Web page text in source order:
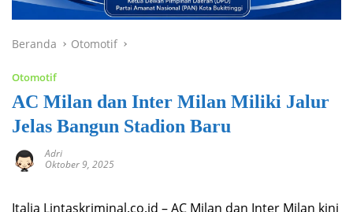
Beranda Otomotif
Otomotif
AC Milan dan Inter Milan Miliki Jalur
Jelas Bangun Stadion Baru
Adri
Oktober 9, 2025
Italia Lintaskriminal.co.id – AC Milan dan Inter Milan kini